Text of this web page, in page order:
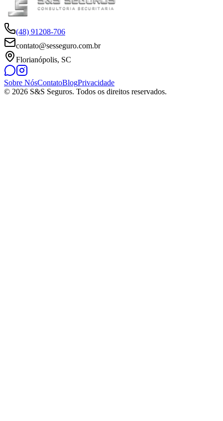
(48) 91208-706
contato@sesseguro.com.br
Florianópolis, SC
Sobre NósContatoBlogPrivacidade
© 2026 S&S Seguros. Todos os direitos reservados.